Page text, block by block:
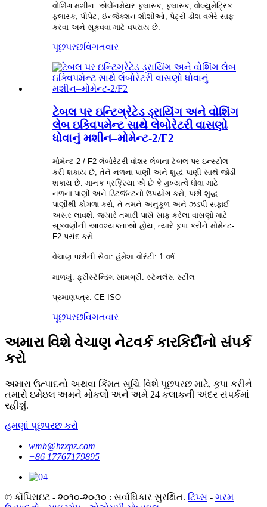
વોશિંગ મશીન. એર્લેનમેયર ફ્લાસ્ક, ફ્લાસ્ક, વોલ્યુમેટ્રિક
ફ્લાસ્ક, પીપેટ, ઈન્જેક્શન શીશીઓ, પેટ્રી ડીશ વગેરે સાફ
કરવા અને સૂકવવા માટે વપરાય છે.
પૂછપરછવિગતવાર
ટેબલ પર ઇન્ટિગ્રેટેડ ડ્રાયિંગ અને વોશિંગ
લેબ ઇક્વિપમેન્ટ સાથે લેબોરેટરી વાસણો
ધોવાનું મશીન–મોમેન્ટ-2/F2
મોમેન્ટ-2 / F2 લેબોરેટરી વોશર લેબના ટેબલ પર ઇન્સ્ટોલ
કરી શકાય છે, તેને નળના પાણી અને શુદ્ધ પાણી સાથે જોડી
શકાય છે. માનક પ્રક્રિયા એ છે કે મુખ્યત્વે ધોવા માટે
નળના પાણી અને ડિટર્જન્ટનો ઉપયોગ કરો, પછી શુદ્ધ
પાણીથી કોગળા કરો, તે તમને અનુકૂળ અને ઝડપી સફાઈ
અસર લાવશે. જ્યારે તમારી પાસે સાફ કરેલા વાસણો માટે
સૂકવણીની આવશ્યકતાઓ હોય, ત્યારે કૃપા કરીને મોમેન્ટ-
F2 પસંદ કરો.
વેચાણ પછીની સેવા: હંમેશા વોરંટી: 1 વર્ષ
માળખું: ફ્રીસ્ટેન્ડિંગ સામગ્રી: સ્ટેનલેસ સ્ટીલ
પ્રમાણપત્ર: CE ISO
પૂછપરછવિગતવાર
અમારા વિશે વેચાણ નેટવર્ક કારકિર્દીનો સંપર્ક
કરો
અમારા ઉત્પાદનો અથવા કિંમત સૂચિ વિશે પૂછપરછ માટે, કૃપા કરીને
તમારો ઇમેઇલ અમને મોકલો અને અમે 24 કલાકની અંદર સંપર્કમાં
રહીશું.
હમણાં પૂછપરછ કરો
wmb@hzxpz.com
+86 17767179895
© કૉપિરાઇટ - ૨૦૧૦-૨૦૩૦ : સર્વાધિકાર સુરક્ષિત. ટિપ્સ - ગરમ